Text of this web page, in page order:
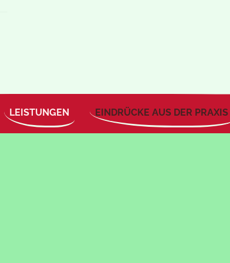
LEISTUNGEN EINDRÜCKE AUS DER PRAXIS